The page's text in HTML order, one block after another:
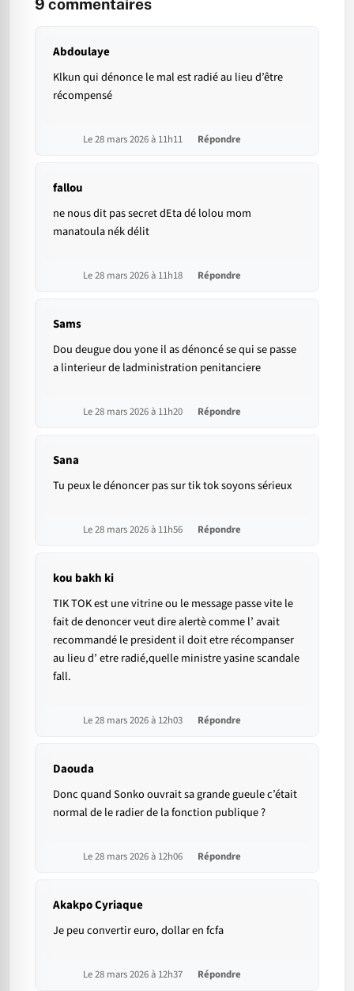
9 commentaires
Abdoulaye
Klkun qui dénonce le mal est radié au lieu d’être
récompensé
Le 28 mars 2026 à 11h11 Répondre
fallou
ne nous dit pas secret dEta dé lolou mom
manatoula nék délit
Le 28 mars 2026 à 11h18 Répondre
Sams
Dou deugue dou yone il as dénoncé se qui se passe
a linterieur de ladministration penitanciere
Le 28 mars 2026 à 11h20 Répondre
Sana
Tu peux le dénoncer pas sur tik tok soyons sérieux
Le 28 mars 2026 à 11h56 Répondre
kou bakh ki
TIK TOK est une vitrine ou le message passe vite le
fait de denoncer veut dire alertè comme l’ avait
recommandé le president il doit etre récompanser
au lieu d’ etre radié,quelle ministre yasine scandale
fall.
Le 28 mars 2026 à 12h03 Répondre
Daouda
Donc quand Sonko ouvrait sa grande gueule c’était
normal de le radier de la fonction publique ?
Le 28 mars 2026 à 12h06 Répondre
Akakpo Cyriaque
Je peu convertir euro, dollar en fcfa
Le 28 mars 2026 à 12h37 Répondre